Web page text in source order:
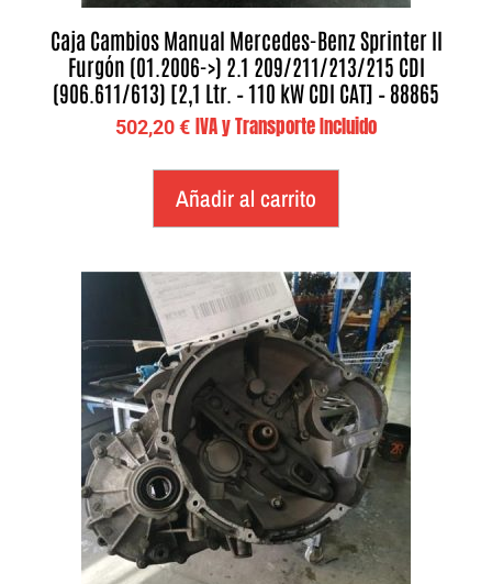
Caja Cambios Manual Mercedes-Benz Sprinter II
Furgón (01.2006->) 2.1 209/211/213/215 CDI
(906.611/613) [2,1 Ltr. – 110 kW CDI CAT] – 88865
502,20€ IVA y Transporte Incluido
Añadir al carrito